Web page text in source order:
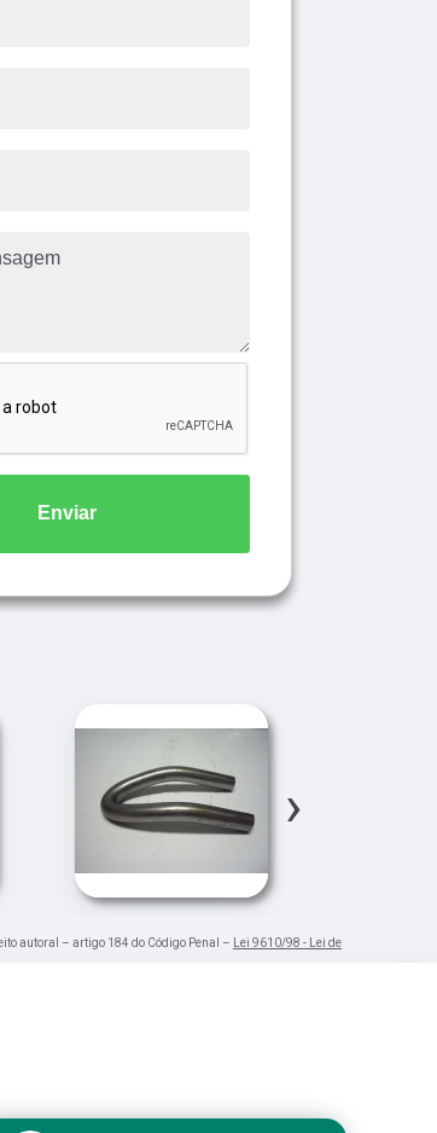
Enviar
›
autoral – artigo 184 do Código Penal –
Lei 9610/98 - Lei de